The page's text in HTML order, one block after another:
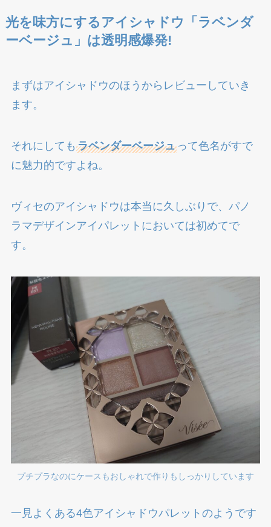
光を味方にするアイシャドウ「ラベンダ
ーベージュ」は透明感爆発!
まずはアイシャドウのほうからレビューしていき
ます。
それにしても ラベンダーベージュって色名がすで
に魅力的ですよね。
ヴィセのアイシャドウは本当に久しぶりで、パノ
ラマデザインアイパレットにおいては初めてで
す。
プチプラなのにケースもおしゃれで作りもしっかりしています
一見よくある4色アイシャドウパレットのようです